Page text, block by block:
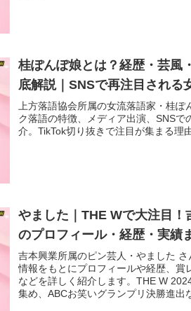
桂ぽんぽ娘とは？経歴・芸風
底解説｜SNSで再注目される
上方落語協会所属の女流落語家・桂
ク落語の特徴、メディア出演、SNSで
介。TikTok切り抜きで注目が集まる理
やました｜THE Wで大注目！
のプロフィール・経歴・実績
吉本興業所属のピン芸人・やました
情報をもとにプロフィールや経歴、賞
などを詳しく紹介します。THE W
集め、ABCお笑いグランプリ決勝進出